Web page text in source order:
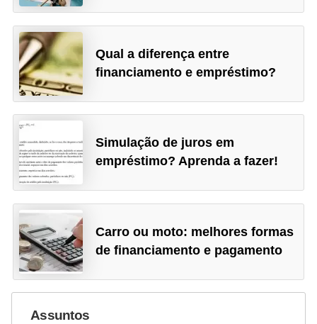
Qual a diferença entre
financiamento e empréstimo?
Simulação de juros em
empréstimo? Aprenda a fazer!
Carro ou moto: melhores formas
de financiamento e pagamento
Assuntos